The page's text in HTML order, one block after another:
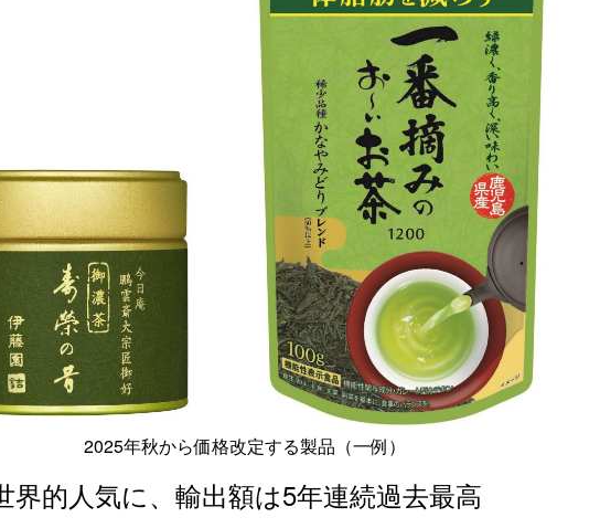
2025年秋から価格改定する製品（一例）
的人気に、輸出額は5年連続過去最高